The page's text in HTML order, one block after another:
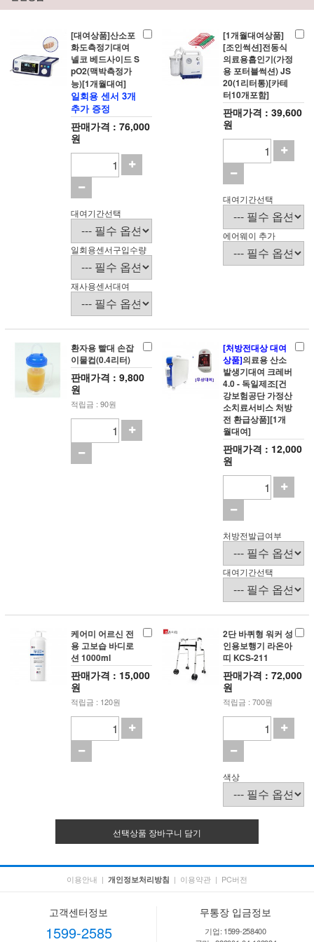
[대여상품]산소포
화도측정기대여
넬코 베드사이드 S
pO2(맥박측정가
능)[1개월대여]
일회용 센서 3개
추가 증정
판매가격 : 76,000
원
대여기간선택
일회용센서구입수량
재사용센서대여
[1개월대여상품]
[조인썩션]전동식
의료용흡인기(가정
용 포터블썩션) JS
20(1리터통)[카테
터10개포함]
판매가격 : 39,600
원
대여기간선택
에어웨이 추가
환자용 빨대 손잡
이물컵(0.4리터)
판매가격 : 9,800
원
적립금 : 90원
[처방전대상 대여
상품]의료용 산소
발생기대여 크레버
4.0 - 독일제조[건
강보험공단 가정산
소치료서비스 처방
전 환급상품][1개
월대여]
판매가격 : 12,000
원
처방전발급여부
대여기간선택
케어미 어르신 전
용 고보습 바디로
션 1000ml
판매가격 : 15,000
원
적립금 : 120원
2단 바퀴형 워커 성
인용보행기 라온아
띠 KCS-211
판매가격 : 72,000
원
적립금 : 700원
색상
선택상품 장바구니 담기
이용안내 | 개인정보처리방침 | 이용약관 | PC버전
고객센터정보
1599-2585
무통장 입금정보
기업: 1599-258400